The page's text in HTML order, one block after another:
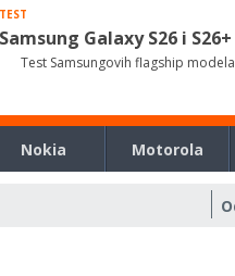
TEST
Samsung Galaxy S26 i S26+
Test Samsungovih flagship modela
Nokia Motorola